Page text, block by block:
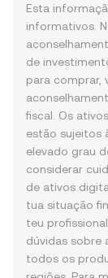
Esta
informativos.
de
para comprar,
fiscal. Os
estão sujeitos
elevado grau
considerar
de ativos
tua situação
teu
dúvidas sobre
todos os